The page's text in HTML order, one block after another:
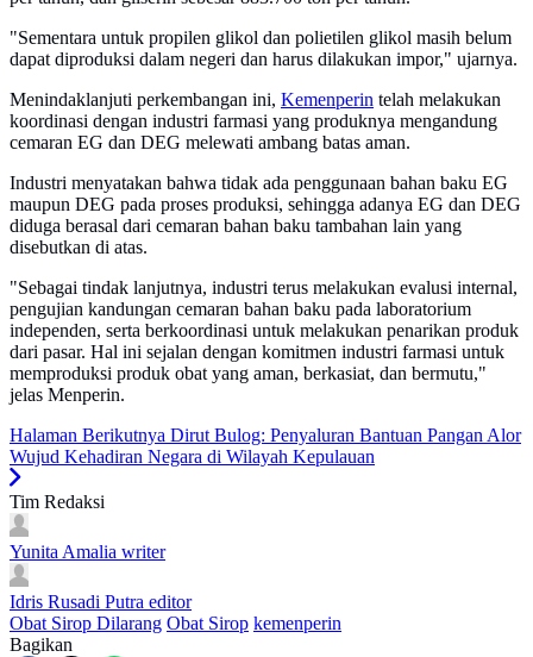
"Sementara untuk propilen glikol dan polietilen glikol masih belum
dapat diproduksi dalam negeri dan harus dilakukan impor," ujarnya.
Menindaklanjuti perkembangan ini, Kemenperin telah melakukan
koordinasi dengan industri farmasi yang produknya mengandung
cemaran EG dan DEG melewati ambang batas aman.
Industri menyatakan bahwa tidak ada penggunaan bahan baku EG
maupun DEG pada proses produksi, sehingga adanya EG dan DEG
diduga berasal dari cemaran bahan baku tambahan lain yang
disebutkan di atas.
"Sebagai tindak lanjutnya, industri terus melakukan evalusi internal,
pengujian kandungan cemaran bahan baku pada laboratorium
independen, serta berkoordinasi untuk melakukan penarikan produk
dari pasar. Hal ini sejalan dengan komitmen industri farmasi untuk
memproduksi produk obat yang aman, berkasiat, dan bermutu,"
jelas Menperin.
Halaman Berikutnya Dirut Bulog: Penyaluran Bantuan Pangan Alor
Wujud Kehadiran Negara di Wilayah Kepulauan
Tim Redaksi
Yunita Amalia writer
Idris Rusadi Putra editor
Obat Sirop Dilarang Obat Sirop kemenperin
Bagikan